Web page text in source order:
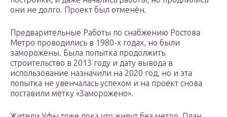
они не долго. Проект был отменён.
Предварительные Работы по снабжению Ростова
Метро проводились в 1980-х годах, но были
заморожены. Была попытка продолжить
строительство в 2013 году и дату вывода в
использование назначили на 2020 год, но и эта
попытка не увенчалась успехом и на проект снова
поставили метку «Заморожено».